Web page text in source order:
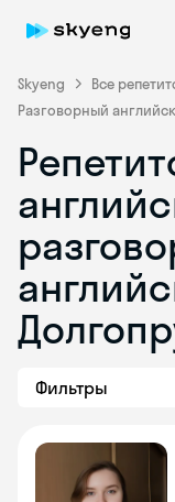
Skyeng Все
Разговорный
Фильтры
Skyeng Chat